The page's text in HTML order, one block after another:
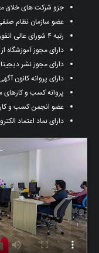
جزو شرکت های خلاق
عضو سازمان نظام
رتبه ۴ شورای عالی انفورماتیک
دارای مجوز آموزشگاه
دارای مجوز نشر
دارای پروانه کانون
پروانه کسب و کارهای
عضو انجمن کسب و
دارای نماد اعتماد